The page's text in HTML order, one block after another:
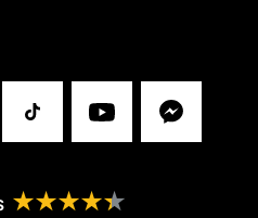
★★★★★
Tiktok Youtube Messenger